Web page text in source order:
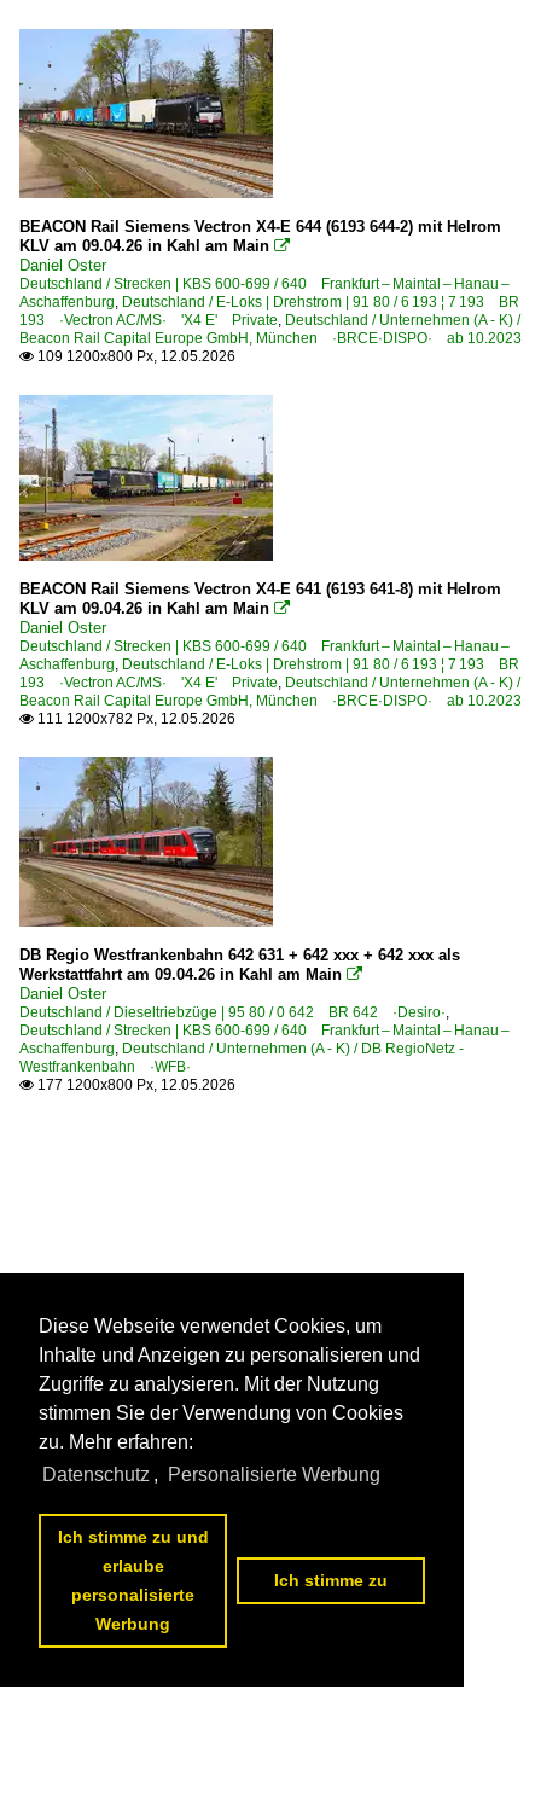
BEACON Rail Siemens Vectron X4-E 644 (6193 644-2) mit Helrom
KLV am 09.04.26 in Kahl am Main 
Daniel Oster
Deutschland / Strecken | KBS 600-699 / 640 Frankfurt – Maintal – Hanau –
Aschaffenburg, Deutschland / E-Loks | Drehstrom | 91 80 / 6 193 ¦ 7 193 BR
193 ·Vectron AC/MS· 'X4 E' Private, Deutschland / Unternehmen (A - K) /
Beacon Rail Capital Europe GmbH, München ·BRCE·DISPO· ab 10.2023
 109 1200x800 Px, 12.05.2026
BEACON Rail Siemens Vectron X4-E 641 (6193 641-8) mit Helrom
KLV am 09.04.26 in Kahl am Main 
Daniel Oster
Deutschland / Strecken | KBS 600-699 / 640 Frankfurt – Maintal – Hanau –
Aschaffenburg, Deutschland / E-Loks | Drehstrom | 91 80 / 6 193 ¦ 7 193 BR
193 ·Vectron AC/MS· 'X4 E' Private, Deutschland / Unternehmen (A - K) /
Beacon Rail Capital Europe GmbH, München ·BRCE·DISPO· ab 10.2023
 111 1200x782 Px, 12.05.2026
DB Regio Westfrankenbahn 642 631 + 642 xxx + 642 xxx als
Werkstattfahrt am 09.04.26 in Kahl am Main 
Daniel Oster
Deutschland / Dieseltriebzüge | 95 80 / 0 642 BR 642 ·Desiro·,
Deutschland / Strecken | KBS 600-699 / 640 Frankfurt – Maintal – Hanau –
Aschaffenburg, Deutschland / Unternehmen (A - K) / DB RegioNetz -
Westfrankenbahn ·WFB·
 177 1200x800 Px, 12.05.2026
Diese Webseite verwendet Cookies, um
Inhalte und Anzeigen zu personalisieren und
Zugriffe zu analysieren. Mit der Nutzung
stimmen Sie der Verwendung von Cookies
zu. Mehr erfahren:
Datenschutz , Personalisierte Werbung
Ich stimme zu und
erlaube
personalisierte
Werbung
Ich stimme zu